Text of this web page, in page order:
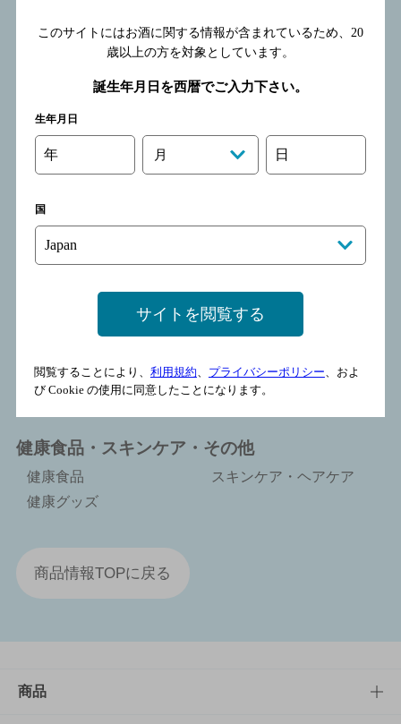
ソフトドリンク
特定保健用食品
紅茶飲料
炭酸飲料
果汁入り飲料
乳性飲料
お酒
チューハイ・カクテル
ブランデー
ワイン
梅酒
ノンアルコール
健康食品・スキンケア・その他
健康食品
スキンケア・ヘアケア
健康グッズ
商品情報TOPに戻る
商品
このサイトにはお酒に関する情報が含まれているため、 20
歳以上の方を対象としています。
誕生年月日を西暦でご入力下さい。
生年月日
年 月 日
国
サイトを閲覧する
閲覧することにより、 利用規約、 プライバシーポリシー、およ
び Cookie の使用に同意したことになります。